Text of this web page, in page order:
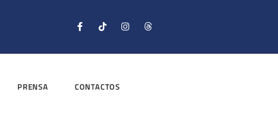
PRENSA CONTACTOS